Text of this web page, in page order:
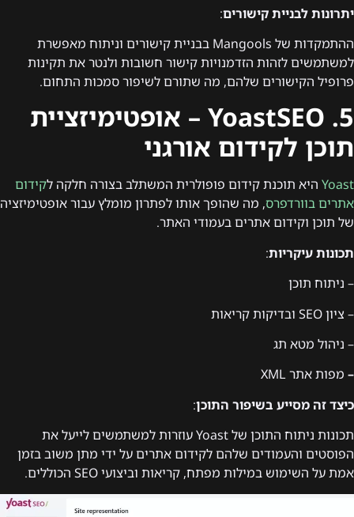
יתרונות לבניית קישורים:
ההתמקדות של Mangools בבניית קישורים וניתוח מאפשרת
למשתמשים לזהות הזדמנויות קישור חשובות ולנטר את תקינות
פרופיל הקישורים שלהם, מה שתורם לשיפור סמכות התחום.
5. YoastSEO – אופטימיזציית
תוכן לקידום אורגני
Yoast היא תוכנת קידום פופולרית המשתלב בצורה חלקה לקידום
אתרים בוורדפרס, מה שהופך אותו לפתרון מומלץ עבור אופטימיזציה
של תוכן וקידום אתרים בעמודי האתר.
תכונות עיקריות:
– ניתוח תוכן
– ציון SEO ובדיקות קריאות
– ניהול מטא תג
– מפות אתר XML
כיצד זה מסייע בשיפור התוכן:
תכונות ניתוח התוכן של Yoast עוזרות למשתמשים לייעל את
הפוסטים והעמודים שלהם לקידום אתרים על ידי מתן משוב בזמן
אמת על השימוש במילות מפתח, קריאות וביצועי SEO הכוללים.